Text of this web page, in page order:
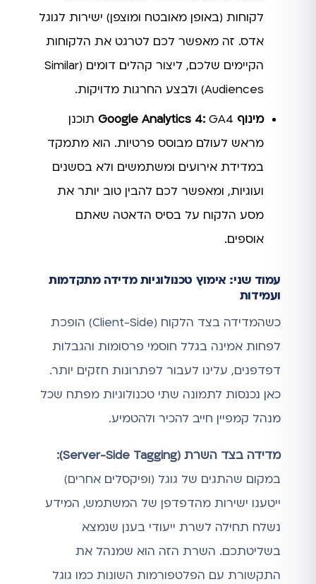
לקוחות (באופן מאובטח ומוצפן) ישירות לגוגל
אדס. זה מאפשר לכם לטרגט את הלקוחות
הקיימים שלכם, ליצור קהלים דומים (Similar
Audiences) ולבצע החרגות מדויקות.
מינוף Google Analytics 4:
GA4 תוכנן
מראש לעולם מבוסס פרטיות. הוא מתמקד
במדידת אירועים ומשתמשים ולא בסשנים
ועוגיות, ומאפשר לכם להבין טוב יותר את
מסע הלקוח על בסיס הדאטה שאתם
אוספים.
עמוד שני: אימוץ טכנולוגיות מדידה מתקדמות
ועמידות
כשהמדידה בצד הלקוח (Client-Side) הופכת
לפחות אמינה בגלל חוסמי פרסומות והגבלות
דפדפנים, עלינו לעבור לפתרונות חזקים יותר.
כאן נכנסות לתמונה שתי טכנולוגיות מפתח שכל
מנהל קמפיין חייב להכיר ולהטמיע.
מדידה בצד השרת (Server-Side Tagging):
במקום שהתגים של גוגל (ופיקסלים אחרים)
ייטענו ישירות מהדפדפן של המשתמש, המידע
נשלח תחילה לשרת ייעודי בענן שנמצא
בשליטתכם. השרת הזה הוא שמנהל את
התקשורת עם הפלטפורמות השונות כמו גוגל